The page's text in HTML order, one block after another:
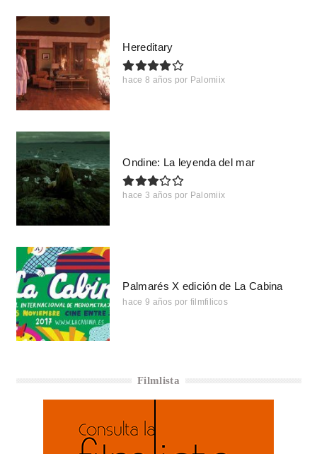
Hereditary
hace 8 años por Palomiix
Ondine: La leyenda del mar
hace 3 años por Palomiix
Palmarés X edición de La Cabina
hace 9 años por filmfilicos
Filmlista